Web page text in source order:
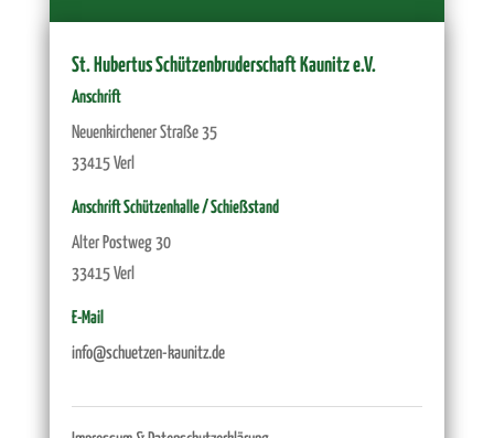
St. Hubertus Schützenbruderschaft Kaunitz e.V.
Anschrift
Neuenkirchener Straße 35
33415 Verl
Anschrift Schützenhalle / Schießstand
Alter Postweg 30
33415 Verl
E-Mail
info@schuetzen-kaunitz.de